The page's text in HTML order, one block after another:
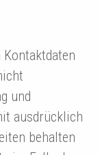
und
ausdrücklich
behalten